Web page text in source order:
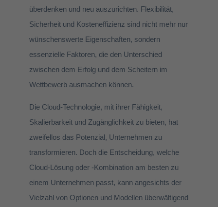
überdenken und neu auszurichten. Flexibilität,
Sicherheit und Kosteneffizienz sind nicht mehr nur
wünschenswerte Eigenschaften, sondern
essenzielle Faktoren, die den Unterschied
zwischen dem Erfolg und dem Scheitern im
Wettbewerb ausmachen können.
Die Cloud-Technologie, mit ihrer Fähigkeit,
Skalierbarkeit und Zugänglichkeit zu bieten, hat
zweifellos das Potenzial, Unternehmen zu
transformieren. Doch die Entscheidung, welche
Cloud-Lösung oder -Kombination am besten zu
einem Unternehmen passt, kann angesichts der
Vielzahl von Optionen und Modellen überwältigend